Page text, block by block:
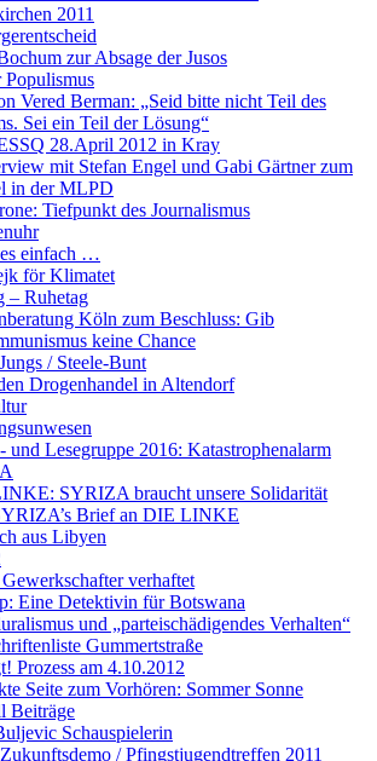
2011
zur Absage der Jusos
Populismus
Vered Berman: „Seid bitte nicht Teil des
Sei ein Teil der Lösung“
28.April 2012 in Kray
mit Stefan Engel und Gabi Gärtner zum
in der MLPD
Tiefpunkt des Journalismus
einfach …
för Klimatet
– Ruhetag
Köln zum Beschluss: Gib
keine Chance
/ Steele-Bunt
Drogenhandel in Altendorf
und Lesegruppe 2016: Katastrophenalarm
SYRIZA braucht unsere Solidarität
Brief an DIE LINKE
aus Libyen
verhaftet
Eine Detektivin für Botswana
und „parteischädigendes Verhalten“
Gummertstraße
Prozess am 4.10.2012
Seite zum Vorhören: Sommer Sonne
Beiträge
Schauspielerin
/ Pfingstjugendtreffen 2011